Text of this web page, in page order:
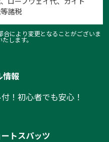
諸税
により変更となることがございま
たします。
情報
！初心者でも安心！
トスパッツ